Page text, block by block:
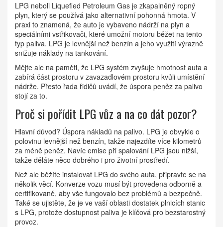
LPG neboli Liquefied Petroleum Gas je zkapalněný ropný
plyn, který se používá jako alternativní pohonná hmota. V
praxi to znamená, že auto je vybaveno nádrží na plyn a
speciálními vstřikovači, které umožní motoru běžet na tento
typ paliva. LPG je levnější než benzín a jeho využití výrazně
snižuje náklady na tankování.
Mějte ale na paměti, že LPG systém zvyšuje hmotnost auta a
zabírá část prostoru v zavazadlovém prostoru kvůli umístění
nádrže. Přesto řada řidičů uvádí, že úspora peněz za palivo
stojí za to.
Proč si pořídit LPG vůz a na co dát pozor?
Hlavní důvod? Úspora nákladů na palivo. LPG je obvykle o
polovinu levnější než benzín, takže najezdíte více kilometrů
za méně peněz. Navíc emise při spalování LPG jsou nižší,
takže děláte něco dobrého i pro životní prostředí.
Než ale běžíte instalovat LPG do svého auta, připravte se na
několik věcí. Konverze vozu musí být provedena odborně a
certifikovaně, aby vše fungovalo bez problémů a bezpečně.
Také se ujistěte, že je ve vaší oblasti dostatek plnicích stanic
s LPG, protože dostupnost paliva je klíčová pro bezstarostný
provoz.